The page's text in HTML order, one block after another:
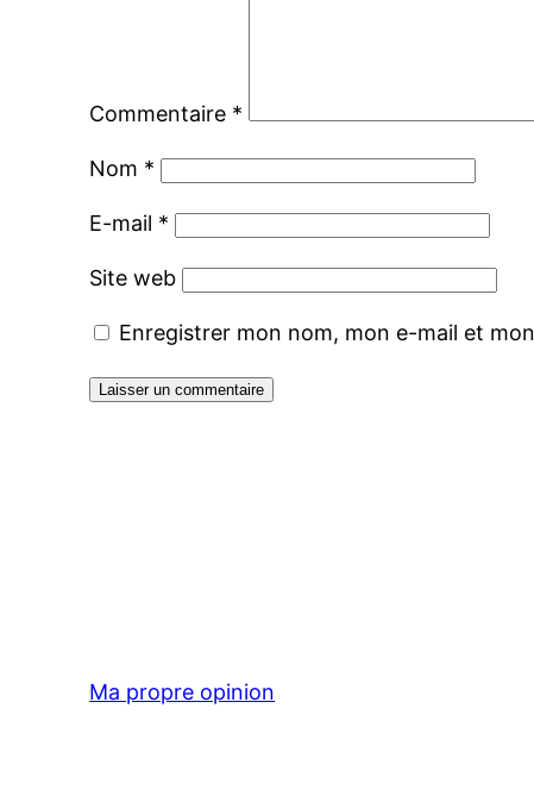
Commentaire *
Nom *
E-mail *
Site web
Enregistrer mon nom, mon e-mail et
Ma propre opinion